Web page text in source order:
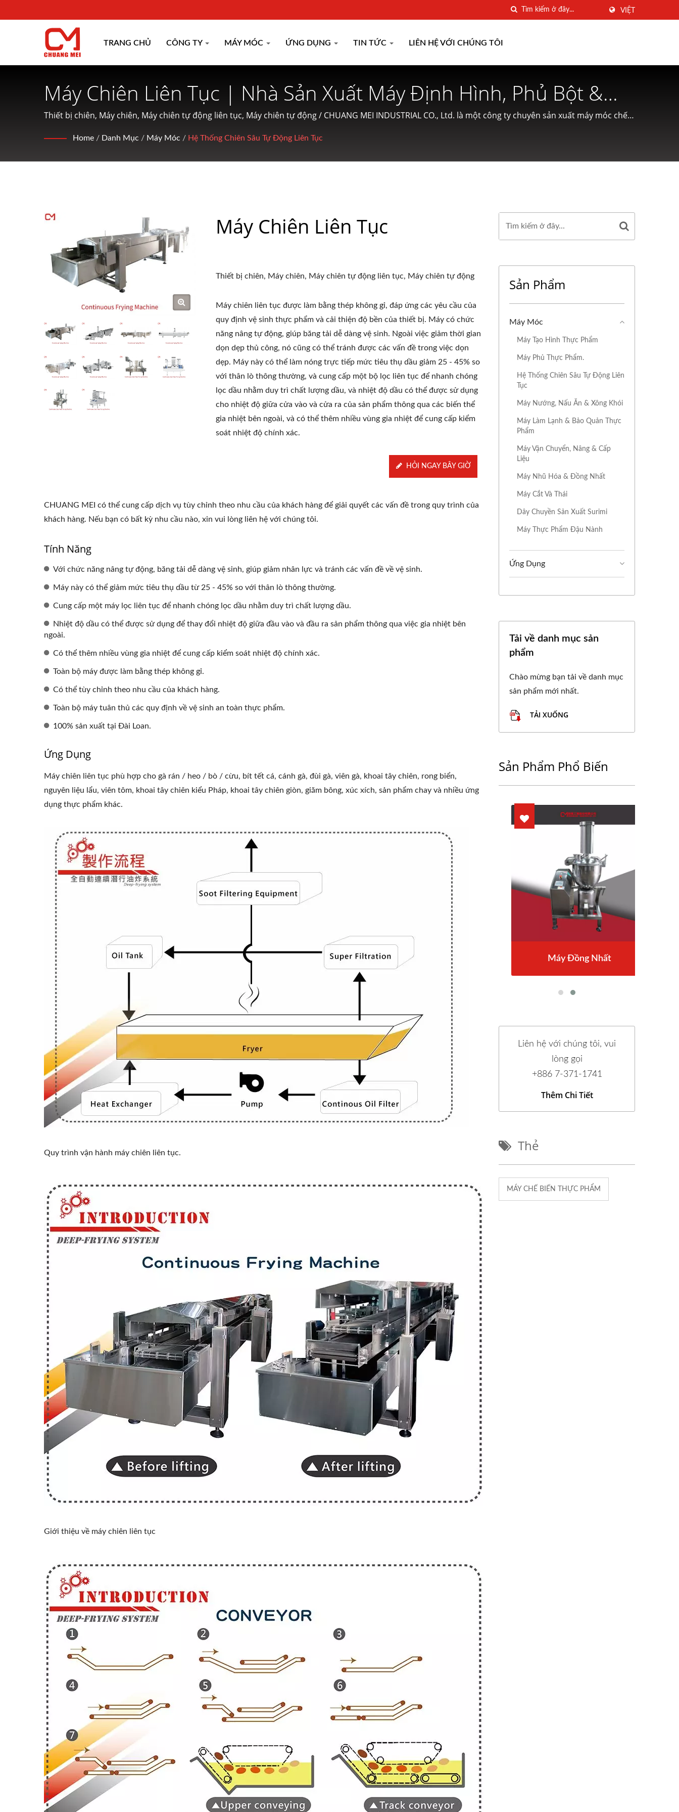
VIỆT
TRANG CHỦ CÔNG TY MÁY MÓC ỨNG DỤNG TIN TỨC LIÊN HỆ VỚI CHÚNG TÔI
Máy Chiên Liên Tục | Nhà Sản Xuất Máy Định Hình, Phủ Bột &
Nấu Ăn Trong 45 Năm Kể Từ 1977 | CHUANG MEI INDUSTRIAL
CO.
Thiết bị chiên, Máy chiên, Máy chiên tự động liên tục, Máy chiên tự động / CHUANG MEI INDUSTRIAL CO., Ltd. là một công ty chuyên sản xuất máy móc chế
Home / Danh Mục / Máy Móc / Hệ Thống Chiên Sâu Tự Động Liên Tục
Máy Chiên Liên Tục
Thiết bị chiên, Máy chiên, Máy chiên tự động liên tục, Máy chiên tự động
Máy chiên liên tục được làm bằng thép không gỉ, đáp ứng các yêu cầu của
quy định vệ sinh thực phẩm và cải thiện độ bền của thiết bị. Máy có chức
năng nâng tự động, giúp băng tải dễ dàng vệ sinh. Ngoài việc giảm thời gian
dọn dẹp thủ công, nó cũng có thể tránh được các vấn đề trong việc dọn
dẹp. Máy này có thể làm nóng trực tiếp mức tiêu thụ dầu giảm 25 - 45% so
với thân lò thông thường, và cung cấp một bộ lọc liên tục để nhanh chóng
lọc dầu nhằm duy trì chất lượng dầu, và nhiệt độ dầu có thể được sử dụng
cho nhiệt độ giữa cửa vào và cửa ra của sản phẩm thông qua các biến thể
gia nhiệt bên ngoài, và có thể thêm nhiều vùng gia nhiệt để cung cấp kiểm
soát nhiệt độ chính xác.
HỎI NGAY BÂY GIỜ
CHUANG MEI có thể cung cấp dịch vụ tùy chỉnh theo nhu cầu của khách hàng để giải quyết các vấn đề trong quy trình của
khách hàng. Nếu bạn có bất kỳ nhu cầu nào, xin vui lòng liên hệ với chúng tôi.
Tính Năng
Với chức năng nâng tự động, băng tải dễ dàng vệ sinh, giúp giảm nhân lực và tránh các vấn đề về vệ sinh.
Máy này có thể giảm mức tiêu thụ dầu từ 25 - 45% so với thân lò thông thường.
Cung cấp một máy lọc liên tục để nhanh chóng lọc dầu nhằm duy trì chất lượng dầu.
Nhiệt độ dầu có thể được sử dụng để thay đổi nhiệt độ giữa đầu vào và đầu ra sản phẩm thông qua việc gia nhiệt bên
ngoài.
Có thể thêm nhiều vùng gia nhiệt để cung cấp kiểm soát nhiệt độ chính xác.
Toàn bộ máy được làm bằng thép không gỉ.
Có thể tùy chỉnh theo nhu cầu của khách hàng.
Toàn bộ máy tuân thủ các quy định về vệ sinh an toàn thực phẩm.
100% sản xuất tại Đài Loan.
Ứng Dụng
Máy chiên liên tục phù hợp cho gà rán / heo / bò / cừu, bít tết cá, cánh gà, đùi gà, viên gà, khoai tây chiên, rong biển,
nguyên liệu lẩu, viên tôm, khoai tây chiên kiểu Pháp, khoai tây chiên giòn, giăm bông, xúc xích, sản phẩm chay và nhiều ứng
dụng thực phẩm khác.
Quy trình vận hành máy chiên liên tục.
Giới thiệu về máy chiên liên tục
Sản Phẩm
Máy Móc
Máy Tạo Hình Thực Phẩm
Máy Phủ Thực Phẩm.
Hệ Thống Chiên Sâu Tự Động Liên
Tục
Máy Nướng, Nấu Ăn & Xông Khói
Máy Làm Lạnh & Bảo Quản Thực
Phẩm
Máy Vận Chuyển, Nâng & Cấp
Liệu
Máy Nhũ Hóa & Đồng Nhất
Máy Cắt Và Thái
Dây Chuyền Sản Xuất Surimi
Máy Thực Phẩm Đậu Nành
Ứng Dụng
Tải về danh mục sản
phẩm
Chào mừng bạn tải về danh mục
sản phẩm mới nhất.
TẢI XUỐNG
Sản Phẩm Phổ Biến
Bộ Lọc Ép Cuộn Máy Đồng Nhất Bộ Lọc Ép Cuộn Máy Đồng Nhất
Liên hệ với chúng tôi, vui
lòng gọi
+886 7-371-1741
Thêm Chi Tiết
Thẻ
MÁY CHẾ BIẾN THỰC PHẨM